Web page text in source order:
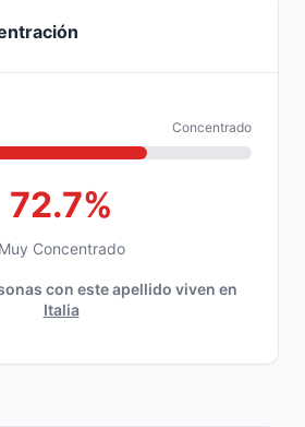
Concentrado
72.7%
Muy Concentrado
con este apellido viven en
Italia